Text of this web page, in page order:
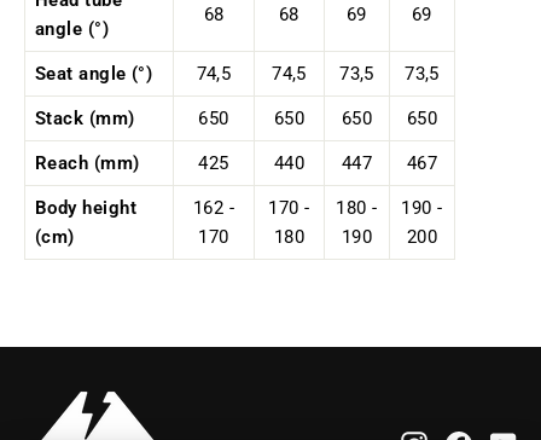
angle (°)
68 68 69 69
Seat angle (°) 74,5 74,5 73,5 73,5
Stack (mm) 650 650 650 650
Reach (mm) 425 440 447 467
Body height
(cm)
162 -
170
170 -
180
180 -
190
190 -
200